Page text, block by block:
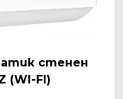
стенен
(WI-FI)